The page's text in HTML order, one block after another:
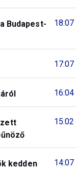
18:07
Budapest-
17:07
16:04
15:02
14:07
kedden